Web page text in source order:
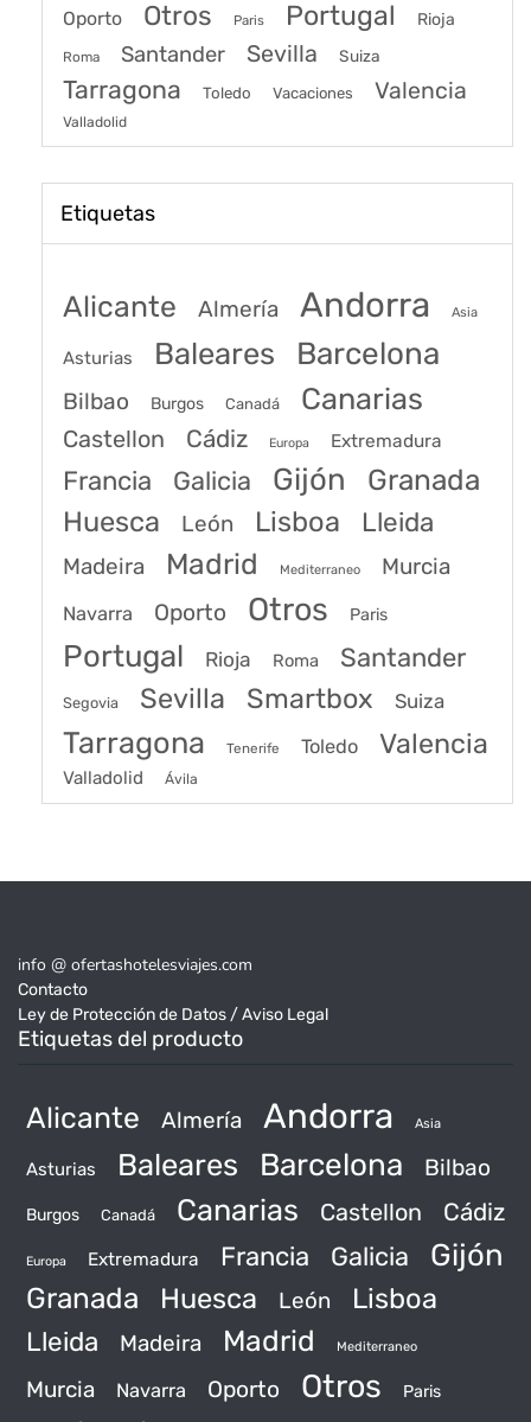
Oporto Otros Paris Portugal Rioja
Roma Santander Sevilla Suiza
Tarragona Toledo Vacaciones Valencia
Valladolid
Etiquetas
Alicante Almería Andorra Asia
Asturias Baleares Barcelona
Bilbao Burgos Canadá Canarias
Castellon Cádiz Europa Extremadura
Francia Galicia Gijón Granada
Huesca León Lisboa Lleida
Madeira Madrid Mediterraneo Murcia
Navarra Oporto Otros Paris
Portugal Rioja Roma Santander
Segovia Sevilla Smartbox Suiza
Tarragona Tenerife Toledo Valencia
Valladolid Ávila
info @ ofertashotelesviajes.com
Contacto
Ley de Protección de Datos / Aviso Legal
Etiquetas del producto
Alicante Almería Andorra Asia
Asturias Baleares Barcelona Bilbao
Burgos Canadá Canarias Castellon Cádiz
Europa Extremadura Francia Galicia Gijón
Granada Huesca León Lisboa
Lleida Madeira Madrid Mediterraneo
Murcia Navarra Oporto Otros Paris